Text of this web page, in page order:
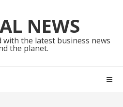
NEWS
with the latest business news
the planet.